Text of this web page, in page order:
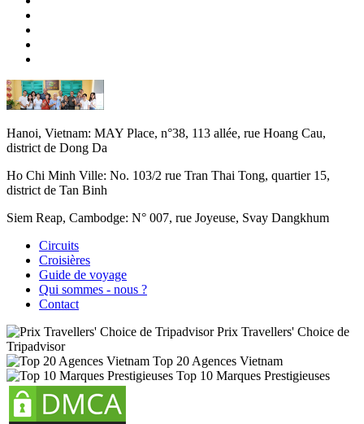
Hanoi, Vietnam: MAY Place, n°38, 113 allée, rue Hoang Cau,
district de Dong Da
Ho Chi Minh Ville: No. 103/2 rue Tran Thai Tong, quartier 15,
district de Tan Binh
Siem Reap, Cambodge: N° 007, rue Joyeuse, Svay Dangkhum
Circuits
Croisières
Guide de voyage
Qui sommes - nous ?
Contact
Prix Travellers' Choice de
Tripadvisor
Top 20 Agences Vietnam
Top 10 Marques Prestigieuses